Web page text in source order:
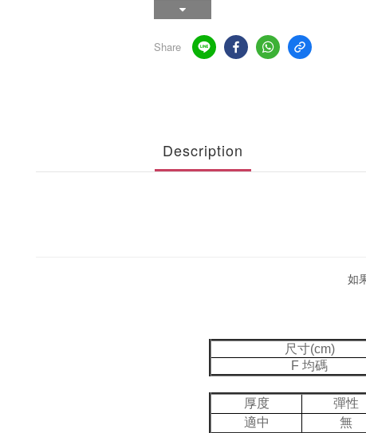
Share
Description
如
尺寸(cm)
F 均碼
厚度 彈性
適中
無